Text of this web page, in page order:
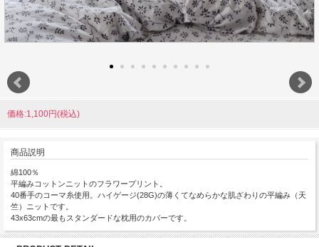
価格:1,100円(税込)
商品説明
綿100％
平編みコットンニットのフラワープリント。
40番手のコーマ糸使用。ハイゲージ(28G)の薄くてなめらかな肌ざわりの平編み（天
竺）ニットです。
43x63cmの最もスタンダードな枕用のカバーです。